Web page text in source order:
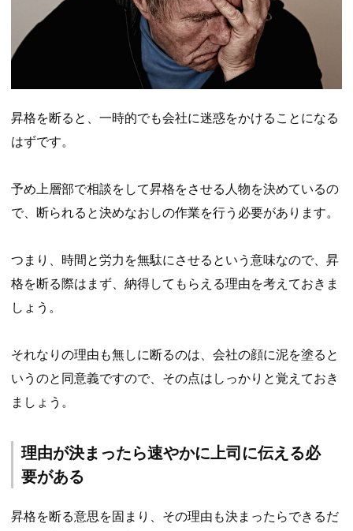
昇格を断ると、一時的でも会社に迷惑をかけることになる
はずです。
予め上層部で相談をして昇格をさせる人物を決めているの
で、断られると決めなおしの作業を行う必要があります。
つまり、時間と労力を無駄にさせるという意味なので、昇
格を断る際はまず、納得してもらえる理由を考えておきま
しょう。
それなりの理由も無しに断るのは、会社の顔に泥を塗ると
いうのと同意義ですので、その点はしっかりと覚えておき
ましょう。
理由が決まったら速やかに上司に伝える必
要がある
昇格を断る意思を固まり、その理由も決まったらできるだ